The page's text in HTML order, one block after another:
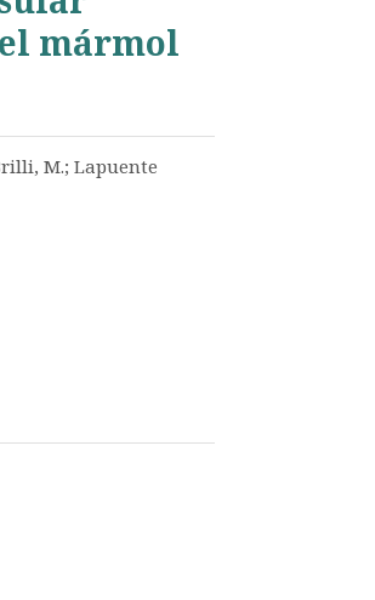
mármol
M.; Lapuente